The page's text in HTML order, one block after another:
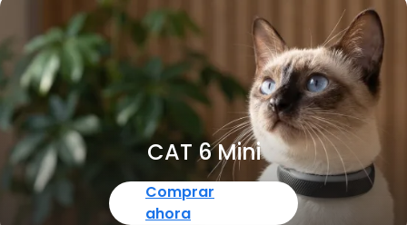
CAT 6 Mini
Comprar
ahora